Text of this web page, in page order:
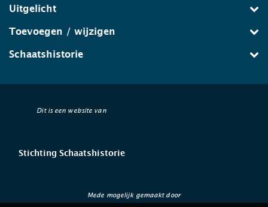
Uitgelicht
Toevoegen / wijzigen
Schaatshistorie
Dit is een website van
Stichting Schaatshistorie
Mede mogelijk gemaakt door